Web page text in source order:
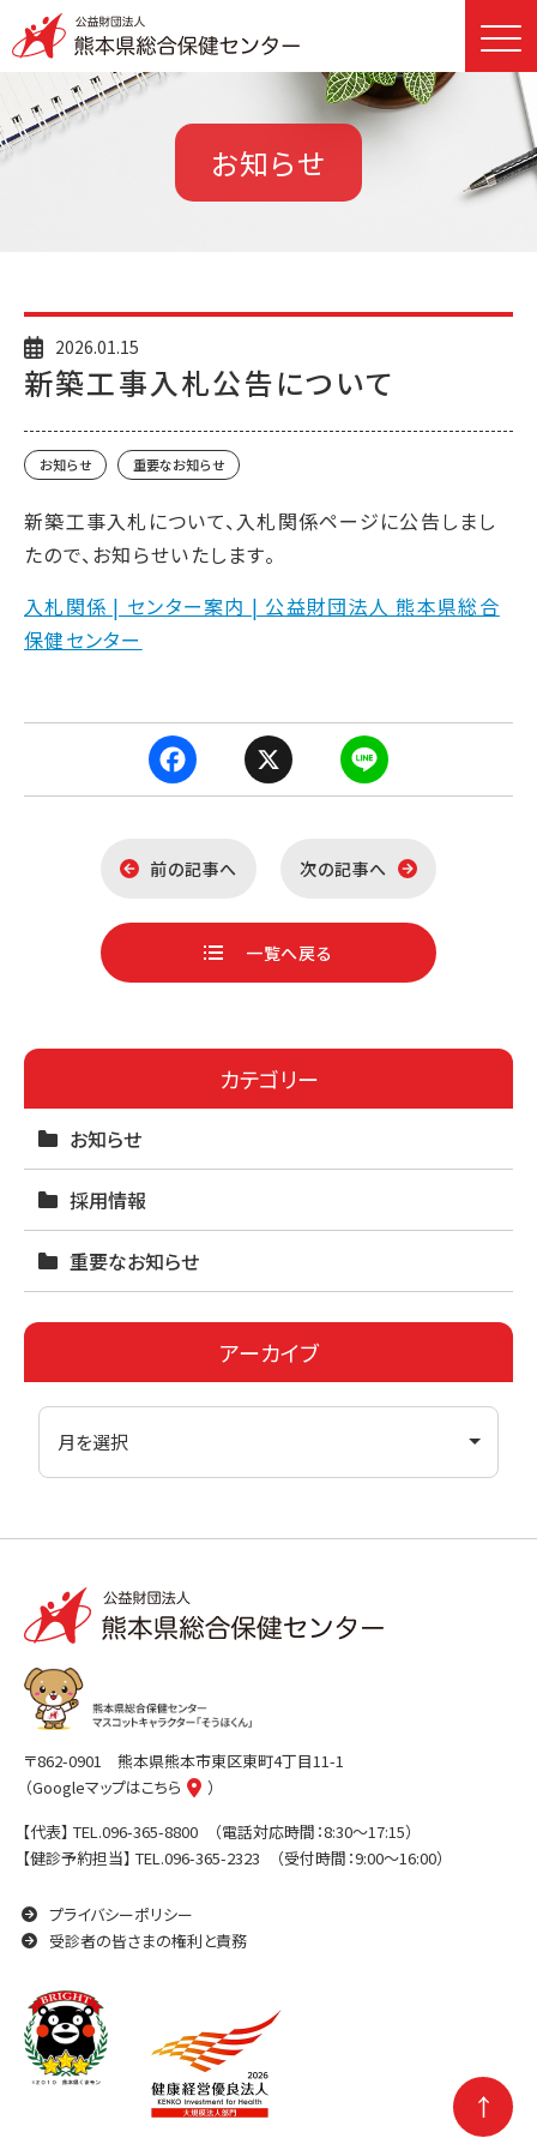
お知らせ
2026.01.15
新築工事入札公告について
お知らせ 重要なお知らせ
新築工事入札について、入札関係ページに公告しまし
たので、お知らせいたします。
入札関係 | センター案内 | 公益財団法人 熊本県総合
保健センター
a
o
o
i
前の記事へ 次の記事へ
一覧へ戻る
カテゴリー
お知らせ
採用情報
重要なお知らせ
アーカイブ
〒862-0901
熊本県熊本市東区東町4丁目11-1
（Googleマップはこちら
）
【代表】 TEL.096-365-8800
（電話対応時間：8:30〜17:15）
【健診予約担当】 TEL.096-365-2323 （受付時間：9:00〜16:00）
プライバシーポリシー
受診者の皆さまの権利と責務